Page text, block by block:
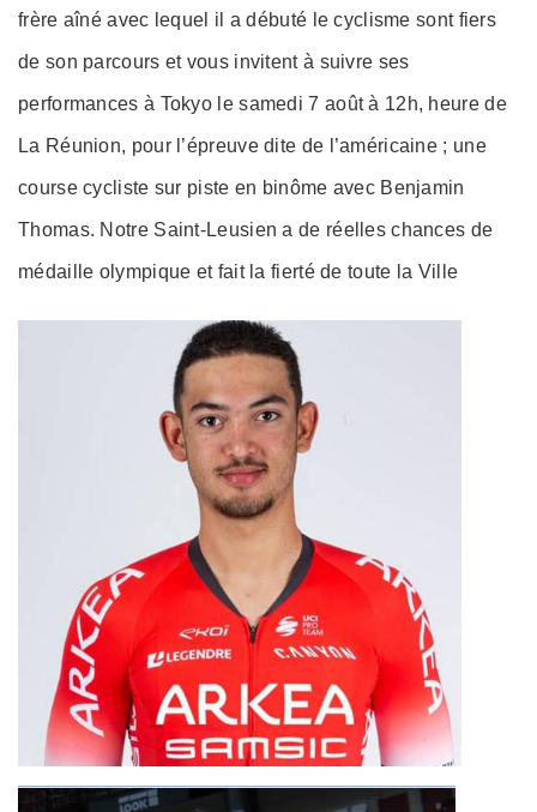
frère aîné avec lequel il a débuté le cyclisme sont fiers
de son parcours et vous invitent à suivre ses
performances à Tokyo le samedi 7 août à 12h, heure de
La Réunion, pour l’épreuve dite de l’américaine ; une
course cycliste sur piste en binôme avec Benjamin
Thomas. Notre Saint-Leusien a de réelles chances de
médaille olympique et fait la fierté de toute la Ville